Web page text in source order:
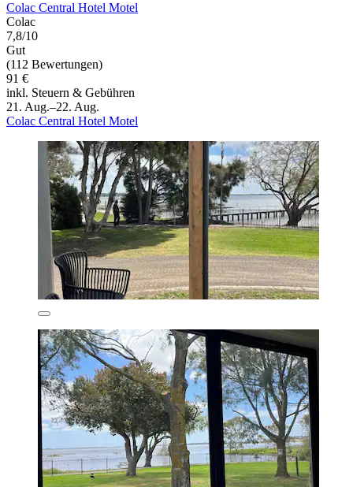
Colac Central Hotel Motel
Colac
7,8/10
Gut
(112 Bewertungen)
91 €
inkl. Steuern & Gebühren
21. Aug.–22. Aug.
Colac Central Hotel Motel